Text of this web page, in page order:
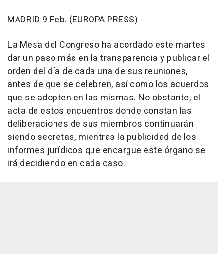
MADRID 9 Feb. (EUROPA PRESS) -
La Mesa del Congreso ha acordado este martes
dar un paso más en la transparencia y publicar el
orden del día de cada una de sus reuniones,
antes de que se celebren, así como los acuerdos
que se adopten en las mismas. No obstante, el
acta de estos encuentros donde constan las
deliberaciones de sus miembros continuarán
siendo secretas, mientras la publicidad de los
informes jurídicos que encargue este órgano se
irá decidiendo en cada caso.